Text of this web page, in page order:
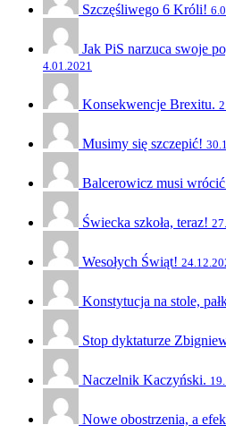
Szczęśliwego 6 Króli!
Jak PiS narzuca swoje
4.01.2021
Konsekwencje Brexitu.
Musimy się szczepić!
Balcerowicz musi
Świecka szkoła, teraz!
Wesołych Świąt!
Konstytucja na stole,
Stop dyktaturze
Naczelnik Kaczyński.
Nowe obostrzenia, a